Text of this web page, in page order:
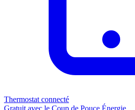
Thermostat connecté
Gratuit avec le Coup de Pouce Énergie